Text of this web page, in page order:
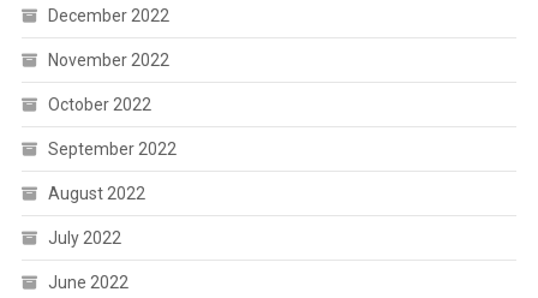
December 2022
November 2022
October 2022
September 2022
August 2022
July 2022
June 2022